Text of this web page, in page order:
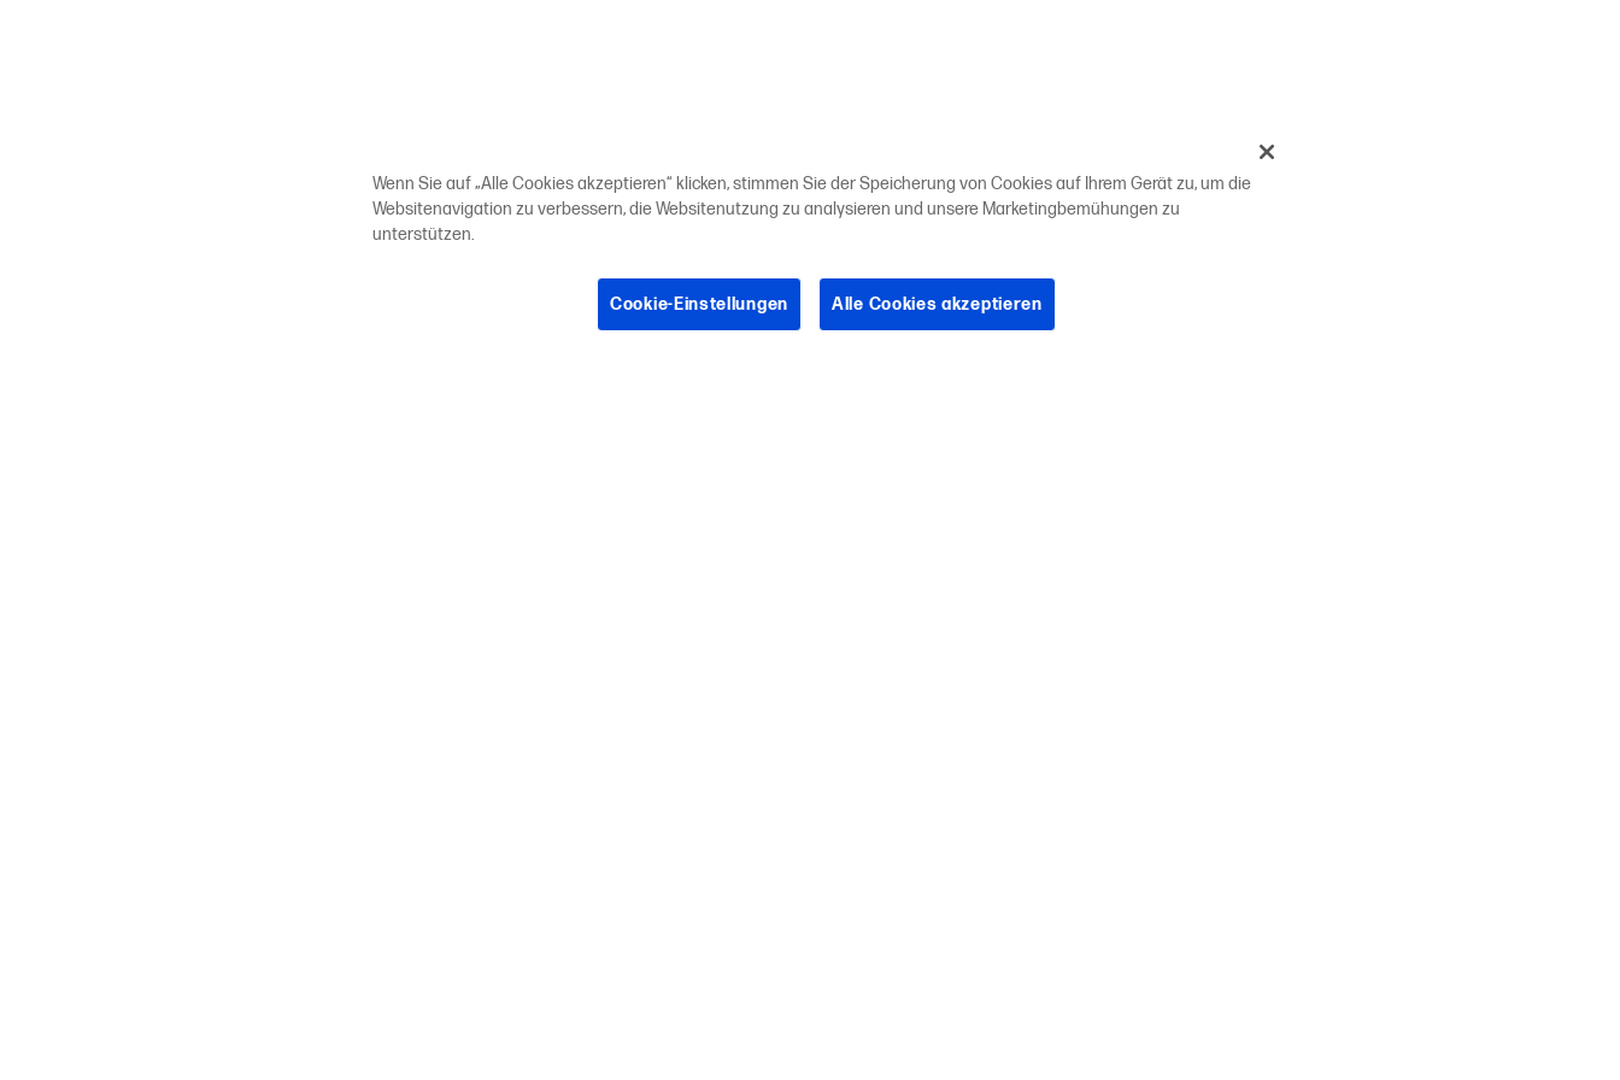
Wenn Sie auf „Alle Cookies akzeptieren“ klicken, stimmen Sie der Speicherung von Cookies auf Ihrem Gerät zu, um die
Websitenavigation zu verbessern, die Websitenutzung zu analysieren und unsere Marketingbemühungen zu
unterstützen.
Cookie-Einstellungen Alle Cookies akzeptieren